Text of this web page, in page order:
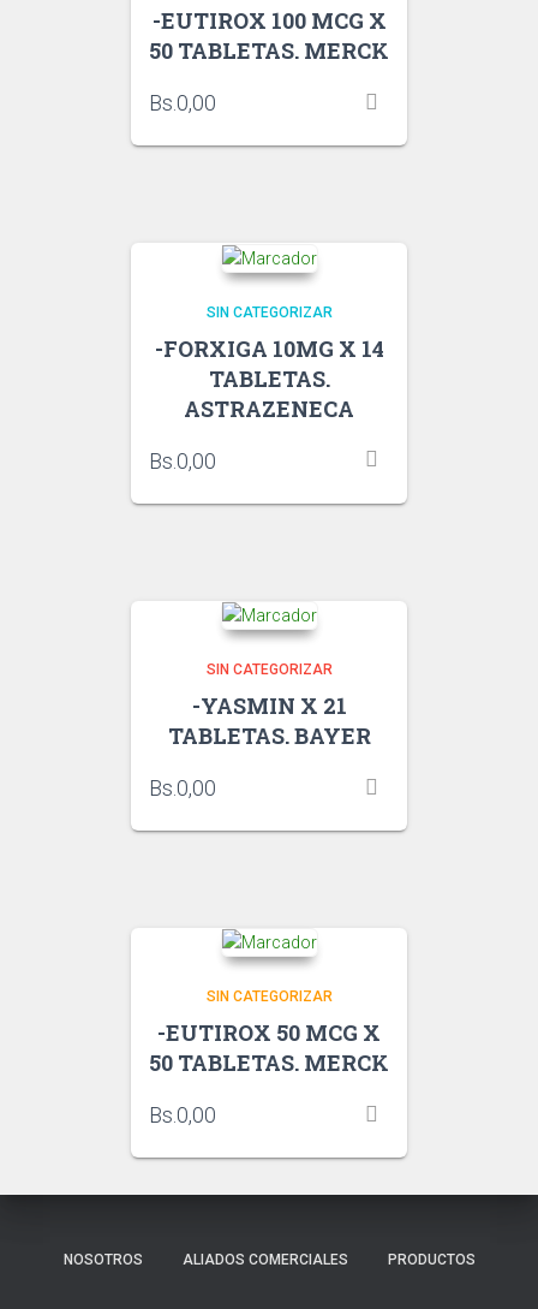
-EUTIROX 100 MCG X
50 TABLETAS. MERCK
Bs.0,00
SIN CATEGORIZAR
-FORXIGA 10MG X 14
TABLETAS.
ASTRAZENECA
Bs. 0,00
SIN CATEGORIZAR
-YASMIN X 21
TABLETAS. BAYER
Bs. 0,00
SIN CATEGORIZAR
-EUTIROX 50 MCG X
50 TABLETAS. MERCK
Bs. 0,00
NOSOTROS ALIADOS COMERCIALES PRODUCTOS